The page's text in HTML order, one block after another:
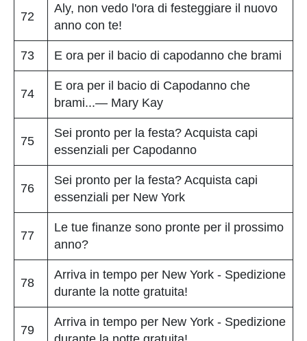
72
Aly, non vedo l'ora di festeggiare il nuovo
anno con te!
73 E ora per il bacio di capodanno che brami
74
E ora per il bacio di Capodanno che
brami...— Mary Kay
75
Sei pronto per la festa? Acquista capi
essenziali per Capodanno
76
Sei pronto per la festa? Acquista capi
essenziali per New York
77
Le tue finanze sono pronte per il prossimo
anno?
78
Arriva in tempo per New York - Spedizione
durante la notte gratuita!
79
Arriva in tempo per New York - Spedizione